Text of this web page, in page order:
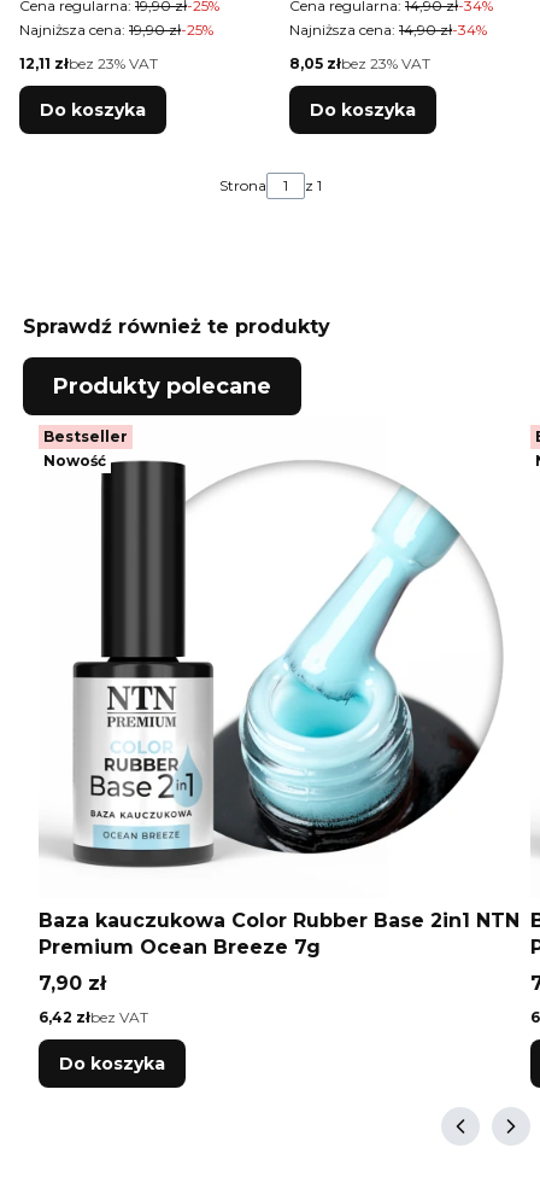
Cena regularna: 19,90 zł-25%
Najniższa cena: 19,90 zł-25%
Cena netto
12,11 złbez 23% VAT
Do koszyka
przejrzysta
obudowa
Cena regularna: 14,90 zł-34%
Najniższa cena: 14,90 zł-34%
Cena netto
8,05 złbez 23% VAT
Do koszyka
Strona z 1
Sprawdź również te produkty
Produkty polecane
Bestseller
Nowość
Baza kauczukowa Color Rubber Base 2in1 NTN
Premium Ocean Breeze 7g
Cena
7,90 zł
Cena
6,42 złbez VAT
Do koszyka